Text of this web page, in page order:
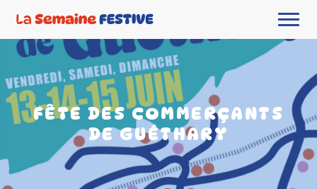
FÊTE DES COMMERÇANTS
DE GUÉTHARY